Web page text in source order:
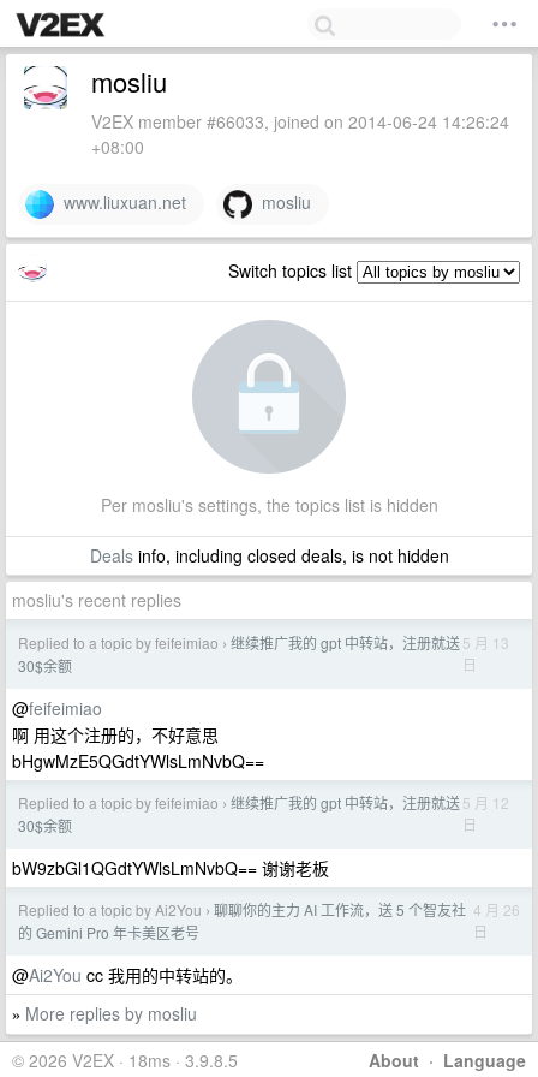
mosliu
V2EX member #66033, joined on 2014-06-24 14:26:24
+08:00
www.liuxuan.net mosliu
Switch topics list
Per mosliu's settings, the topics list is hidden
Dealsinfo, including closed deals, is not hidden
mosliu's recent replies
Replied to a topic by feifeimiao › 继续推广我的 gpt 中转站，注册就送
30$余额
5 月 13
日
@feifeimiao
啊 用这个注册的，不好意思
bHgwMzE5QGdtYWlsLmNvbQ==
Replied to a topic by feifeimiao › 继续推广我的 gpt 中转站，注册就送
30$余额
5 月 12
日
bW9zbGl1QGdtYWlsLmNvbQ== 谢谢老板
Replied to a topic by Ai2You › 聊聊你的主力 AI 工作流，送 5 个智友社
的 Gemini Pro 年卡美区老号
4 月 26
日
@Ai2You cc 我用的中转站的。
» More replies by mosliu
About · Language
© 2026 V2EX · 18ms · 3.9.8.5